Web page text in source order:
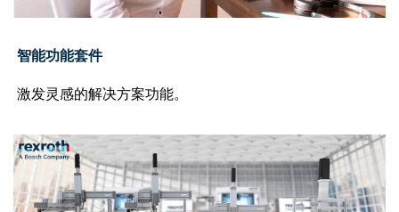
智能功能套件
激发灵感的解决方案功能。